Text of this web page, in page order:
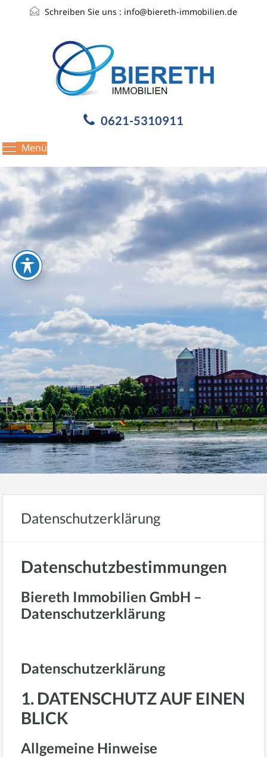
Schreiben Sie uns : info@biereth-immobilien.de
0621-5310911
Menü
Datenschutzerklärung
Datenschutzbestimmungen
Biereth Immobilien GmbH –
Datenschutzerklärung
Datenschutzerklärung
1. DATENSCHUTZ AUF EINEN
BLICK
Allgemeine Hinweise